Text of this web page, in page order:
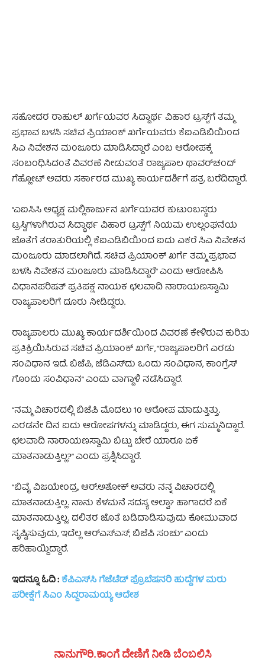
ಸಹೋದರ ರಾಹುಲ್ ಖರ್ಗೆಯವರ ಸಿದ್ದಾರ್ಥ ವಿಹಾರ ಟ್ರಸ್ಟ್‌ಗೆ ತಮ್ಮ
ಪ್ರಭಾವ ಬಳಸಿ ಸಚಿವ ಪ್ರಿಯಾಂಕ್ ಖರ್ಗೆಯವರು ಕೆಐಎಡಿಬಿಯಿಂದ
ಸಿಎ ನಿವೇಶನ ಮಂಜೂರು ಮಾಡಿಸಿದ್ದಾರೆ ಎಂಬ ಆರೋಪಕ್ಕೆ
ಸಂಬಂಧಿಸಿದಂತೆ ವಿವರಣೆ ನೀಡುವಂತೆ ರಾಜ್ಯಪಾಲ ಥಾವರ್‌ಚಂದ್‌
ಗೆಹ್ಲೋಟ್ ಅವರು ಸರ್ಕಾರದ ಮುಖ್ಯ ಕಾರ್ಯದರ್ಶಿಗೆ ಪತ್ರ ಬರೆದಿದ್ದಾರೆ.
“ಎಐಸಿಸಿ ಅಧ್ಯಕ್ಷ ಮಲ್ಲಿಕಾರ್ಜುನ ಖರ್ಗೆಯವರ ಕುಟುಂಬಸ್ಥರು
ಟ್ರಸ್ಟಿಗಳಾಗಿರುವ ಸಿದ್ಧಾರ್ಥ ವಿಹಾರ ಟ್ರಸ್ಟ್​​ಗೆ ನಿಯಮ ಉಲ್ಲಂಘನೆಯ
ಜೊತೆಗೆ ತರಾತುರಿಯಲ್ಲಿ ಕೆಐಎಡಿಬಿಯಿಂದ ಐದು ಎಕರೆ ಸಿಎ ನಿವೇಶನ
ಮಂಜೂರು ಮಾಡಲಾಗಿದೆ. ಸಚಿವ ಪ್ರಿಯಾಂಕ್​ ಖರ್ಗೆ ತಮ್ಮ ಪ್ರಭಾವ
ಬಳಸಿ ನಿವೇಶನ ಮಂಜೂರು ಮಾಡಿಸಿದ್ದಾರೆ” ಎಂದು ಆರೋಪಿಸಿ
ವಿಧಾನಪರಿಷತ್​ ಪ್ರತಿಪಕ್ಷ ನಾಯಕ ಛಲವಾದಿ ನಾರಾಯಣಸ್ವಾಮಿ
ರಾಜ್ಯಪಾಲರಿಗೆ ದೂರು ನೀಡಿದ್ದರು.
ರಾಜ್ಯಪಾಲರು ಮುಖ್ಯ ಕಾರ್ಯದರ್ಶಿಯಿಂದ ವಿವರಣೆ ಕೇಳಿರುವ ಕುರಿತು
ಪ್ರತಿಕ್ರಿಯಿಸಿರುವ ಸಚಿವ ಪ್ರಿಯಾಂಕ್ ಖರ್ಗೆ, “ರಾಜ್ಯಪಾಲರಿಗೆ ಎರಡು
ಸಂವಿಧಾನ ಇದೆ. ಬಿಜೆಪಿ, ಜೆಡಿಎಸ್​ದು ಒಂದು ಸಂವಿಧಾನ, ಕಾಂಗ್ರೆಸ್​​
ಗೊಂದು ಸಂವಿಧಾನ” ಎಂದು ವಾಗ್ದಾಳಿ ನಡೆಸಿದ್ದಾರೆ.
“ನಮ್ಮ ವಿಚಾರದಲ್ಲಿ ಬಿಜೆಪಿ ಮೊದಲು 10 ಆರೋಪ ಮಾಡುತ್ತಿತ್ತು.
ಎರಡನೇ ದಿನ ಐದು ಆರೋಪಗಳನ್ನು ಮಾಡಿದ್ದರು, ಈಗ ಸುಮ್ಮನಿದ್ದಾರೆ.
ಛಲವಾದಿ ನಾರಾಯಣಸ್ವಾಮಿ ಬಿಟ್ಟು ಬೇರೆ ಯಾರೂ ಏಕೆ
ಮಾತನಾಡುತ್ತಿಲ್ಲ?” ಎಂದು ಪ್ರಶ್ನಿಸಿದ್ದಾರೆ.
“ಬಿವೈ ವಿಜಯೇಂದ್ರ, ಆರ್​.ಅಶೋಕ್ ಅವರು ನನ್ನ ವಿಚಾರದಲ್ಲಿ
ಮಾತನಾಡುತ್ತಿಲ್ಲ. ನಾನು ಕೆಳಮನೆ ಸದಸ್ಯ ಅಲ್ವಾ? ಹಾಗಾದರೆ ಏಕೆ
ಮಾತನಾಡುತ್ತಿಲ್ಲ. ದಲಿತರ ಜೊತೆ ಬಡಿದಾಡಿಸುವುದು ಕೋಮುವಾದ
ಸೃಷ್ಟಿಸುವುದು, ಇದೆಲ್ಲ ಆರ್​​ಎಸ್​​ಎಸ್, ಬಿಜೆಪಿ ಸಂಚು” ಎಂದು
ಹರಿಹಾಯ್ದಿದ್ದಾರೆ.
ಇದನ್ನೂ ಓದಿ :ಕೆಪಿಎಸ್‌ಸಿ ಗೆಜೆಟೆಡ್‌ ಪ್ರೊಬೆಷನರಿ ಹುದ್ದೆಗಳ ಮರು
ಪರೀಕ್ಷೆಗೆ ಸಿಎಂ ಸಿದ್ದರಾಮಯ್ಯ ಆದೇಶ
ನಾನುಗೌರಿ.ಕಾಂಗೆ ದೇಣಿಗೆ ನೀಡಿ ಬೆಂಬಲಿಸಿ